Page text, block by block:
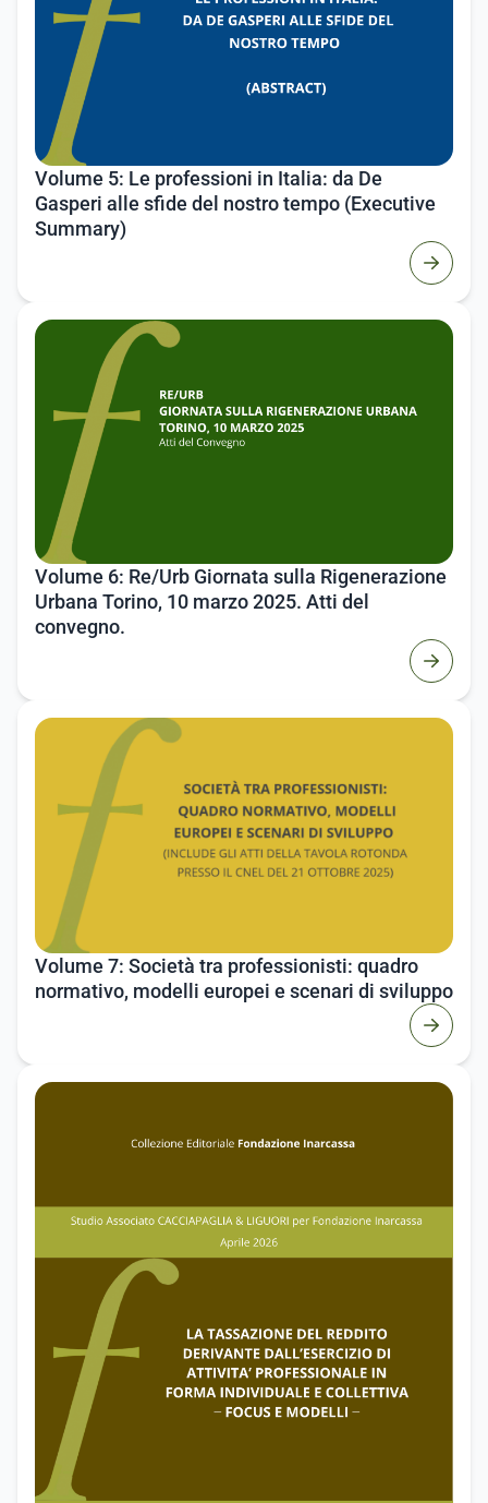
Volume 5: Le professioni in Italia: da De
Gasperi alle sfide del nostro tempo (Executive
Summary)
Volume 6: Re/Urb Giornata sulla Rigenerazione
Urbana Torino, 10 marzo 2025. Atti del
convegno.
Volume 7: Società tra professionisti: quadro
normativo, modelli europei e scenari di sviluppo